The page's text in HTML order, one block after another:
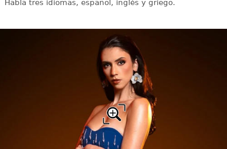
Habla tres idiomas, español, inglés y griego.